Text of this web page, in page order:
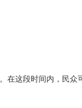
在这段时间内，民众